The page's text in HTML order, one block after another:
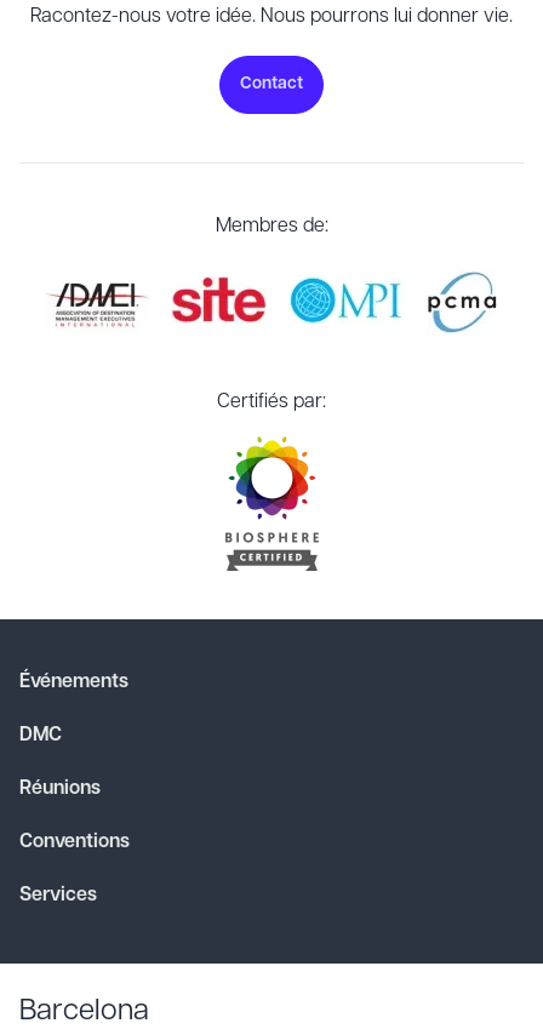
Racontez-nous votre idée. Nous pourrons lui donner vie.
Contact
Membres de:
Certifiés par:
Événements
DMC
Réunions
Conventions
Services
Barcelona